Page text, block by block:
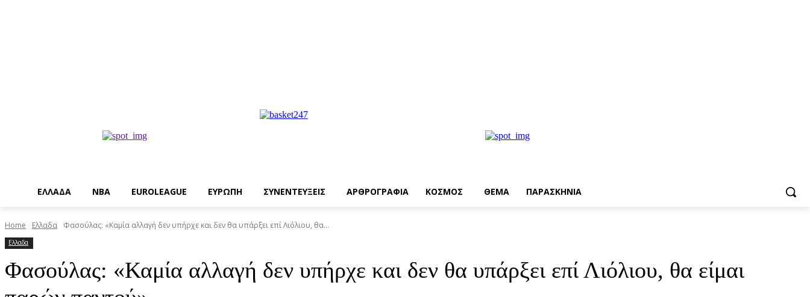
EΛΛΑΔΑ NBA ΕUROLEAGUE ΕΥΡΩΠΗ ΣΥΝΕΝΤΕΥΞΕΙΣ ΑΡΘΡΟΓΡΑΦΙΑ ΚΟΣΜΟΣ ΘΕΜΑ ΠΑΡΑΣΚΗΝΙΑ
Home Ελλαδα Φασούλας: «Καμία αλλαγή δεν υπήρχε και δεν θα υπάρξει επί Λιόλιου, θα...
Ελλαδα
Φασούλας: «Καμία αλλαγή δεν υπήρχε και δεν θα υπάρξει επί Λιόλιου, θα είμαι